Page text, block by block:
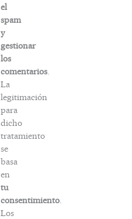
el
spam
y
gestionar
los
comentarios.
La
legitimación
para
dicho
tratamiento
se
basa
en
tu
consentimiento.
Los